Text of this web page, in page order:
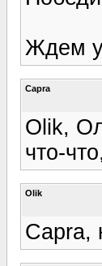
Ждем
Capra
Olik,
что-
Olik
Capra,